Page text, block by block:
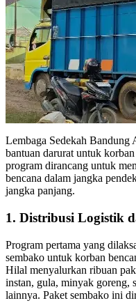
Lembaga Sedekah
bantuan darurat untuk
program dirancang untuk
bencana dalam jangka
jangka panjang.
1. Distribusi Logistik
Program pertama yang
sembako untuk korban
Hilal menyalurkan ribuan
instan, gula, minyak goreng,
lainnya. Paket sembako ini